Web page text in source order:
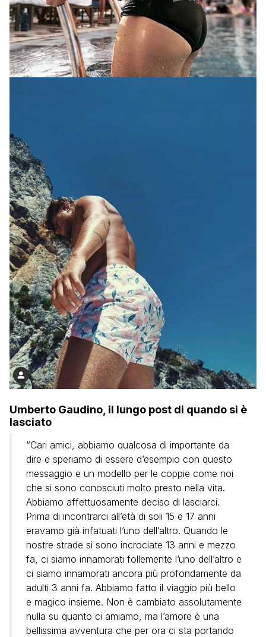
Umberto Gaudino, il lungo post di quando si è
lasciato
“Cari amici, abbiamo qualcosa di importante da
dire e speriamo di essere d’esempio con questo
messaggio e un modello per le coppie come noi
che si sono conosciuti molto presto nella vita.
Abbiamo affettuosamente deciso di lasciarci.
Prima di incontrarci all’età di soli 15 e 17 anni
eravamo già infatuati l’uno dell’altro. Quando le
nostre strade si sono incrociate 13 anni e mezzo
fa, ci siamo innamorati follemente l’uno dell’altro e
ci siamo innamorati ancora più profondamente da
adulti 3 anni fa. Abbiamo fatto il viaggio più bello
e magico insieme. Non è cambiato assolutamente
nulla su quanto ci amiamo, ma l’amore è una
bellissima avventura che per ora ci sta portando